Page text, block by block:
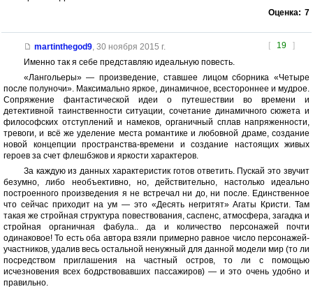
Оценка: 7
[ 19 ]
martinthegod9, 30 ноября 2015 г.
Именно так я себе представляю идеальную повесть.
«Лангольеры» — произведение, ставшее лицом сборника «Четыре
после полуночи». Максимально яркое, динамичное, всестороннее и мудрое.
Сопряжение фантастической идеи о путешествии во времени и
детективной таинственности ситуации, сочетание динамичного сюжета и
философских отступлений и намеков, органичный сплав напряженности,
тревоги, и всё же уделение места романтике и любовной драме, создание
новой концепции пространства-времени и создание настоящих живых
героев за счет флешбэков и яркости характеров.
За каждую из данных характеристик готов ответить. Пускай это звучит
безумно, либо необъективно, но, действительно, настолько идеально
построенного произведения я не встречал ни до, ни после. Единственное
что сейчас приходит на ум — это «Десять негритят» Агаты Кристи. Там
такая же стройная структура повествования, саспенс, атмосфера, загадка и
стройная органичная фабула.. да и количество персонажей почти
одинаковое! То есть оба автора взяли примерно равное число персонажей-
участников, удалив весь остальной ненужный для данной модели мир (то ли
посредством приглашения на частный остров, то ли с помощью
исчезновения всех бодрствовавших пассажиров) — и это очень удобно и
правильно.